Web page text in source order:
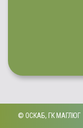
© ОСКАБ, ГК МАГЛЮГ